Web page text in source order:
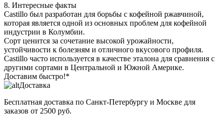
8. Интересные факты
Castillo был разработан для борьбы с кофейной ржавчиной,
которая является одной из основных проблем для кофейной
индустрии в Колумбии.
Сорт ценится за сочетание высокой урожайности,
устойчивости к болезням и отличного вкусового профиля.
Castillo часто используется в качестве эталона для сравнения с
другими сортами в Центральной и Южной Америке.
Доставим быстро!*
Доставка
Бесплатная доставка по Санкт-Петербургу и Москве для
заказов от 2500 руб.